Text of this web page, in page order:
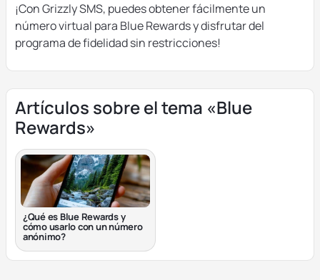
¡Con Grizzly SMS, puedes obtener fácilmente un
número virtual para Blue Rewards y disfrutar del
programa de fidelidad sin restricciones!
Artículos sobre el tema «Blue
Rewards»
¿Qué es Blue Rewards y
cómo usarlo con un número
anónimo?